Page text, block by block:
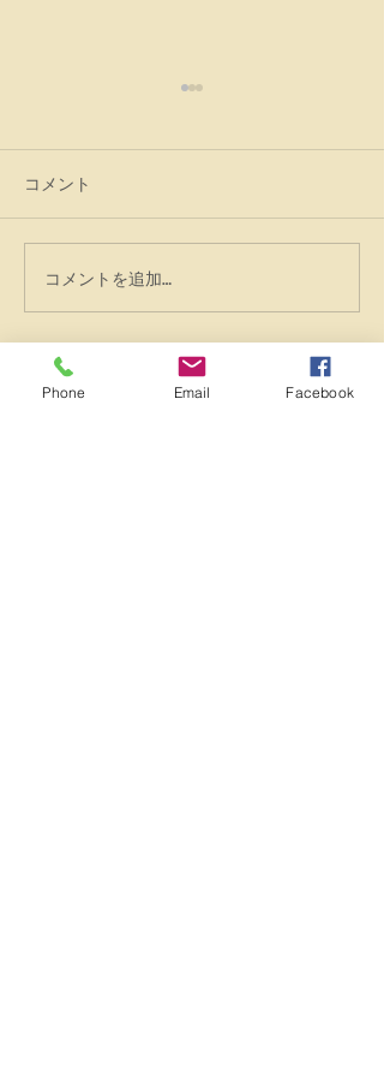
体験入園のりょう君・カ
ール君・ボン君
コメント
コメントを追加…
© 2023 by Dog Day Care. Proudly created with
Wix.com
Phone Email Facebook